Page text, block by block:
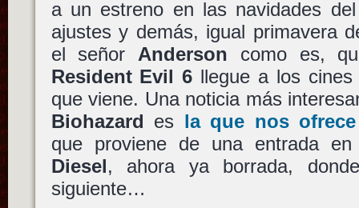
a un estreno en las navidades
ajustes y demás, igual primavera
el señor Anderson como es,
Resident Evil 6 llegue a los
que viene. Una noticia más
Biohazard es la que nos
que proviene de una entrada
Diesel, ahora ya borrada,
siguiente…